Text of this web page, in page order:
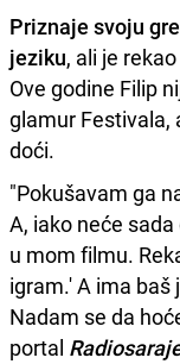
Priznaje svoju
jeziku, ali je
Ove godine Filip
glamur Festivala,
doći.
"Pokušavam ga
A, iako neće
u mom filmu.
igram.' A ima baš
Nadam se da
portal